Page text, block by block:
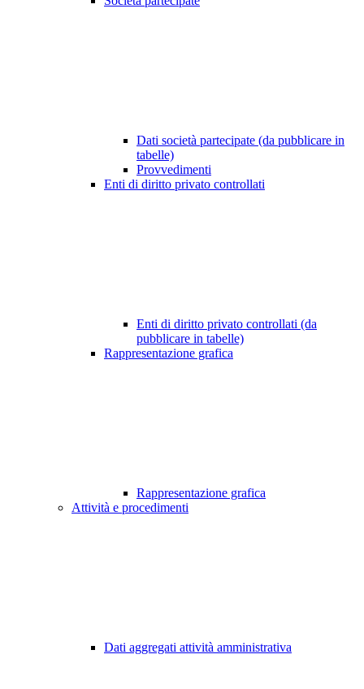
Dati società partecipate (da pubblicare in
tabelle)
Provvedimenti
Enti di diritto privato controllati
Enti di diritto privato controllati (da
pubblicare in tabelle)
Rappresentazione grafica
Rappresentazione grafica
Attività e procedimenti
Dati aggregati attività amministrativa